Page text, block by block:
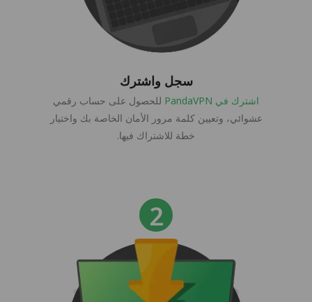
سجل واشترك
اشترك في PandaVPN
للحصول على حساب رقمي
عشوائي، وتعيين كلمة مرور الأمان الخاصة بك واختيار
خطة للاشتراك فيها.